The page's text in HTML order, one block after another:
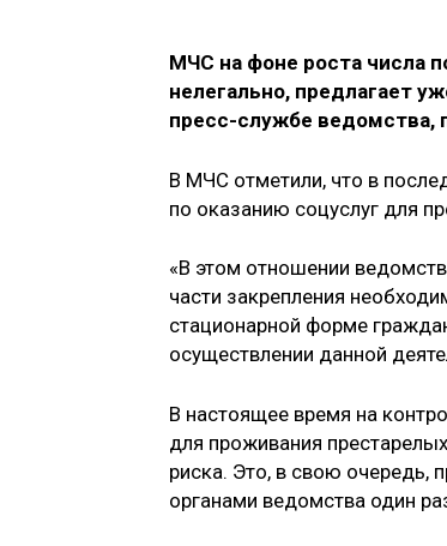
МЧС на фоне роста числа
нелегально, предлагает
пресс-службе ведомства,
В МЧС отметили, что в
по оказанию соцуслуг для
«В этом отношении
части закрепления
стационарной форме
осуществлении данной
В настоящее время на
для проживания
риска. Это, в свою очередь,
органами ведомства один